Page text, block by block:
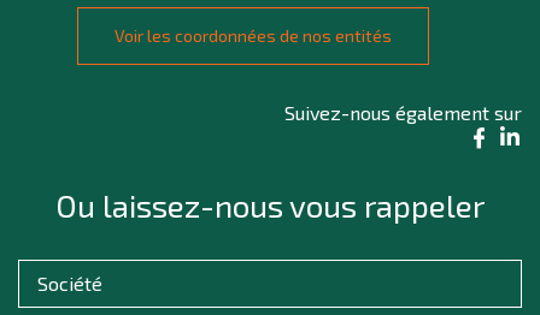
Voir les coordonnées de nos entités
Suivez-nous également sur
Ou laissez-nous vous rappeler